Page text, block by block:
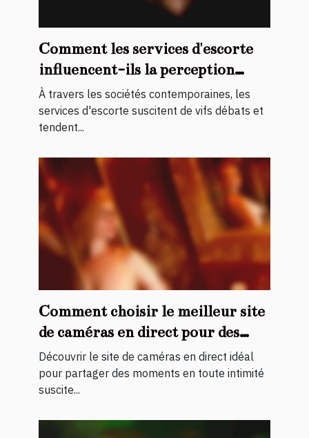
Comment les services d'escorte
influencent-ils la perception
sociale ?
À travers les sociétés contemporaines, les
services d'escorte suscitent de vifs débats et
tendent...
Comment choisir le meilleur site
de caméras en direct pour des
moments privés ?
Découvrir le site de caméras en direct idéal
pour partager des moments en toute intimité
suscite...